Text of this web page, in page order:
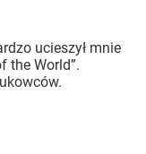
ucieszył mnie
the World”.